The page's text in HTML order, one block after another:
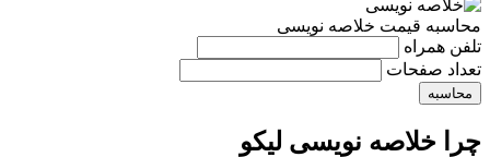
محاسبه‌ قیمت خلاصه نویسی
تلفن همراه
تعداد صفحات
محاسبه
چرا خلاصه نویسی لیکو